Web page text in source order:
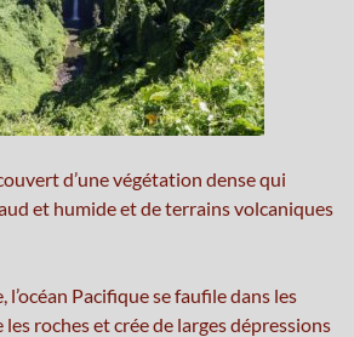
d’une végétation dense qui
et humide et de terrains volcaniques
Pacifique se faufile dans les
roches et crée de larges dépressions